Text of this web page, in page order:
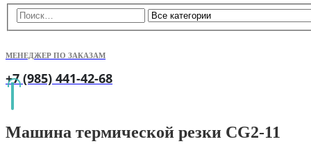
МЕНЕДЖЕР ПО ЗАКАЗАМ
+7 (985) 441-42-68
Машина термической резки CG2-11